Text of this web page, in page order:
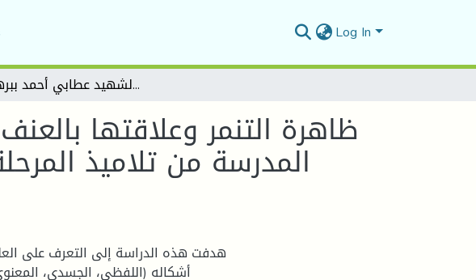
Log In
ظاهرة التنمر وعلاقتها بالعنف في الوسط المدرسي -دراسة ميدانية لعينة المدرسة من تلاميذ المرحلة الابتدائية - الابتدائية الشهيد عطابي أحمد ببرهوم-
ظاهرة التنمر وعلاقتها
المدرسة من تلاميذ
هدفت هذه الدراسة إلى التعرف على
أشكاله (اللفظي، الجسدي،